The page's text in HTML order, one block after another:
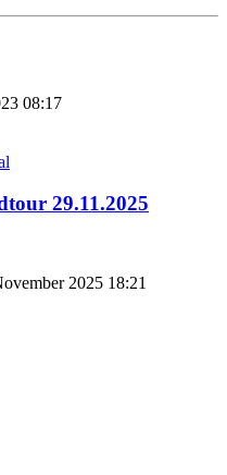
08:17
29.11.2025
2025 18:21